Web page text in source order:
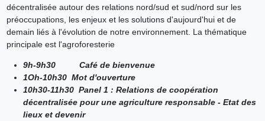
décentralisée autour des relations nord/sud et sud/nord sur les
préoccupations, les enjeux et les solutions d'aujourd'hui et de
demain liés à l'évolution de notre environnement. La thématique
principale est l'agroforesterie
9h-9h30 Café de bienvenue
1Oh-10h30 Mot d'ouverture
10h30-11h30 Panel 1 : Relations de coopération
décentralisée pour une agriculture responsable - Etat des
lieux et devenir